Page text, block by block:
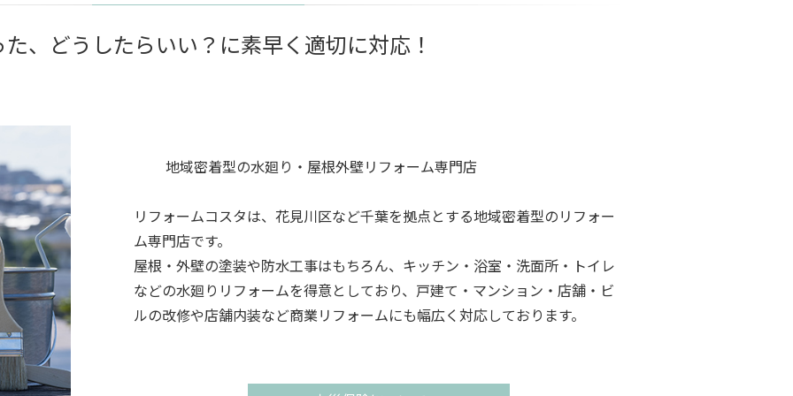
、どうしたらいい？に素早く適切に対応！
地域密着型の水廻り・屋根外壁リフォーム専門店
リフォームコスタは、花見川区など千葉を拠点とする地域密着型のリフォー
ム専門店です。
屋根・外壁の塗装や防水工事はもちろん、キッチン・浴室・洗面所・トイレ
などの水廻りリフォームを得意としており、戸建て・マンション・店舗・ビ
ルの改修や店舗内装など商業リフォームにも幅広く対応しております。